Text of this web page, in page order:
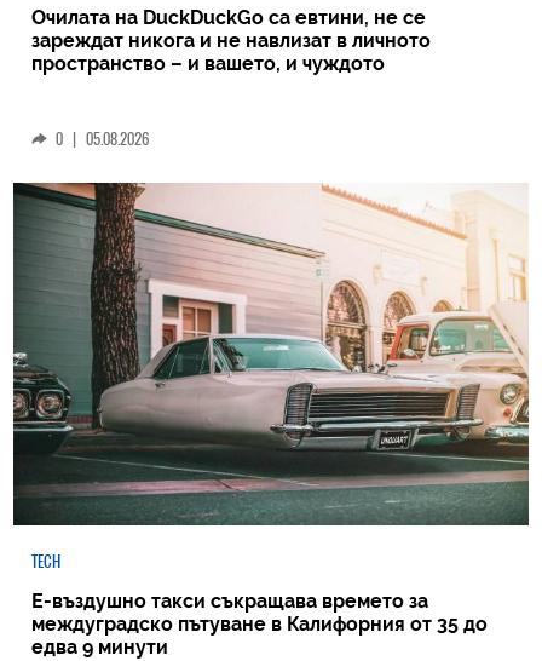
Очилата на DuckDuckGo са евтини, не се
зареждат никога и не навлизат в личното
пространство – и вашето, и чуждото
0 | 05.08.2026
TECH
Е-въздушно такси съкращава времето за
междуградско пътуване в Калифорния от 35 до
едва 9 минути